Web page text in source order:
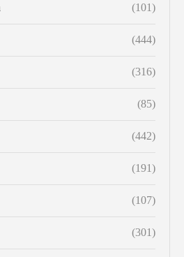
(101)
(444)
(316)
(85)
(442)
(191)
(107)
(301)